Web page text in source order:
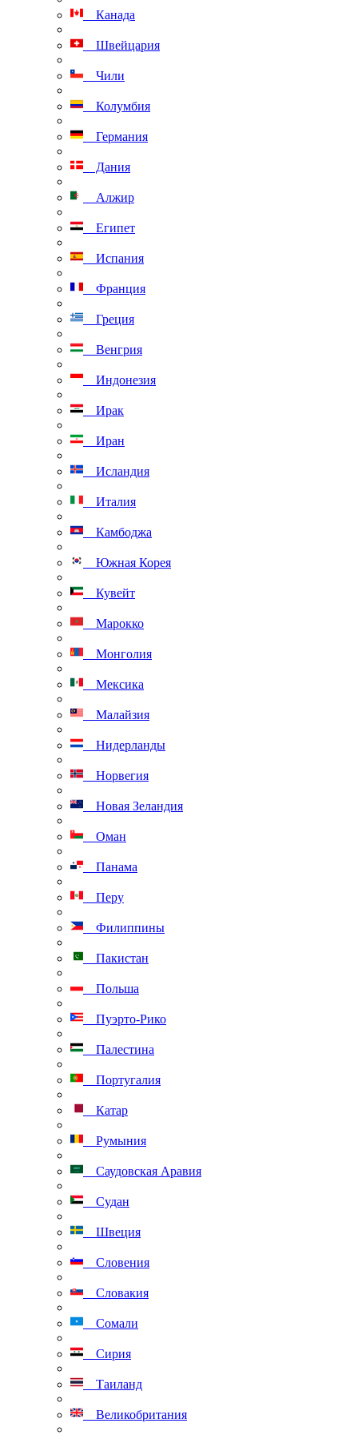
Канада
Швейцария
Чили
Колумбия
Германия
Дания
Алжир
Египет
Испания
Франция
Греция
Венгрия
Индонезия
Ирак
Иран
Исландия
Италия
Камбоджа
Южная Корея
Кувейт
Марокко
Монголия
Мексика
Малайзия
Нидерланды
Норвегия
Новая Зеландия
Оман
Панама
Перу
Филиппины
Пакистан
Польша
Пуэрто-Рико
Палестина
Португалия
Катар
Румыния
Саудовская Аравия
Судан
Швеция
Словения
Словакия
Сомали
Сирия
Таиланд
Великобритания